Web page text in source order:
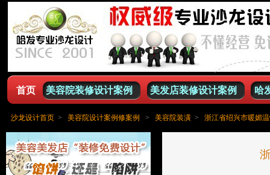
首页 美容院装修设计案例 美发店装修设计案例 哈
沙龙设计首页> 美容院设计案例修案例 > 美容院装潢> 浙江省绍兴市暖媚